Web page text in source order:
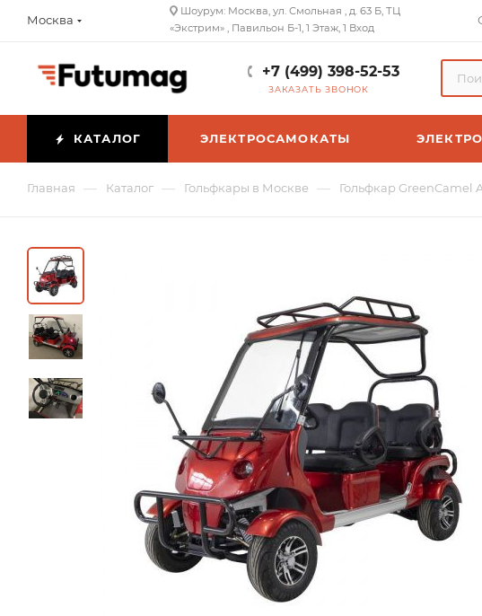
Москва
Шоурум: Москва, ул. Смольная , д. 63 Б, ТЦ
«Экстрим» , Павильон Б-1, 1 Этаж, 1 Вход
+7 (499) 398-52-53
ЗАКАЗАТЬ ЗВОНОК
КАТАЛОГ ЭЛЕКТРОСАМОКАТЫ
Главная — Каталог — Гольфкары в Москве — Гольфкар GreenCamel